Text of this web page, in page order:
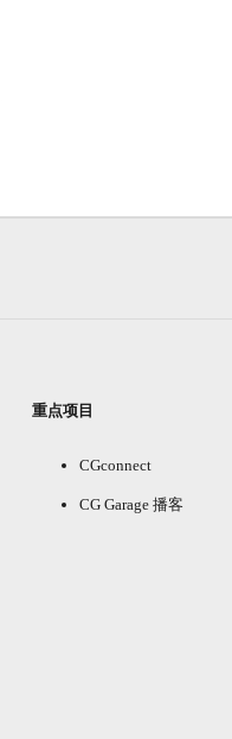
重点项目
CGconnect
CG Garage 播客